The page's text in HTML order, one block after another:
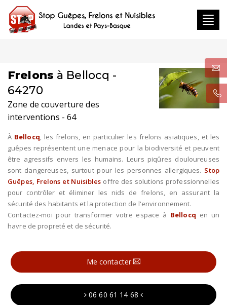
Frelons à Bellocq -
64270
Zone de couverture des
interventions - 64
À Bellocq, les frelons, en particulier les frelons asiatiques, et les
guêpes représentent une menace pour la biodiversité et peuvent
être agressifs envers les humains. Leurs piqûres douloureuses
sont dangereuses, surtout pour les personnes allergiques. Stop
Guêpes, Frelons et Nuisibles offre des solutions professionnelles
pour contrôler et éliminer les nids de frelons, en assurant la
sécurité des habitants et la protection de l'environnement.
Contactez-moi pour transformer votre espace à Bellocq en un
havre de propreté et de sécurité.
Me contacter
06 60 61 14 68